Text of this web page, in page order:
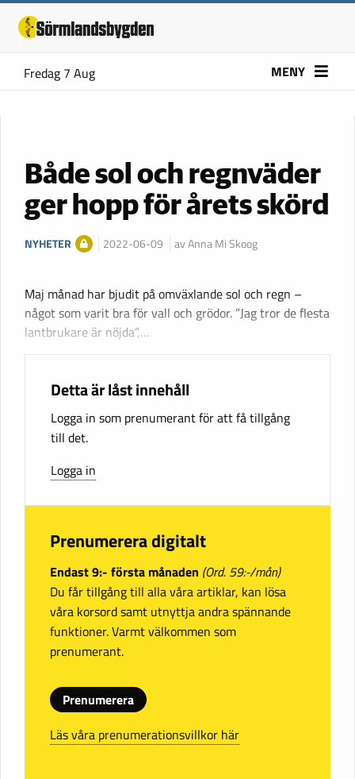
Fredag 7 Aug MENY
Både sol och regnväder
ger hopp för årets skörd
NYHETER 2022-06-09 av Anna Mi Skoog
Maj månad har bjudit på omväxlande sol och regn –
något som varit bra för vall och grödor. ”Jag tror de flesta
lantbrukare är nöjda”,…
Detta är låst innehåll
Logga in som prenumerant för att få tillgång
till det.
Logga in
Prenumerera digitalt
Endast 9:- första månaden (Ord. 59:-/mån)
Du får tillgång till alla våra artiklar, kan lösa
våra korsord samt utnyttja andra spännande
funktioner. Varmt välkommen som
prenumerant.
Prenumerera
Läs våra prenumerationsvillkor här